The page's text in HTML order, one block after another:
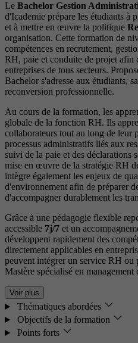
Le Bachelor Gestion
d'Icademie prépare les étudiants à
et à mettre en œuvre la politique
organisation. Cette formation de
compétences en recrutement,
RH, paie et conduite de projet afin
entreprises de tous secteurs.
Bachelor s'adresse aux étudiants,
reconversion professionnelle.
Au cours de la formation, les
globale de la fonction RH. Ils
collaborateurs tout au long de leur
processus administratifs liés aux
suivi de la paie et des déclarations
mise en œuvre de la stratégie RH
intègre également les enjeux de
d'environnement afin de préparer
d'accompagner durablement les
Grâce à une pédagogie flexible
accessible 7j/7 et un
développent rapidement des
directement applicables en
peuvent intégrer un service RH ou
Mastère spécialisé en management
Voir plus
Thématiques abordées
Objectifs de la formation
Points forts